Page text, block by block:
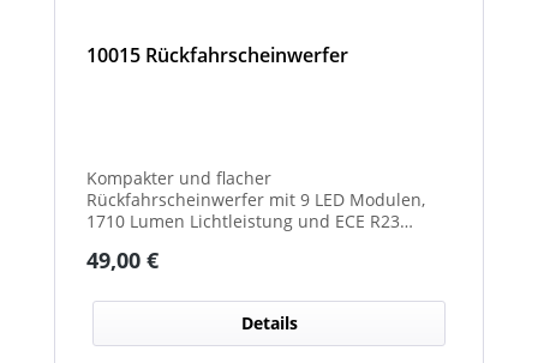
10015 Rückfahrscheinwerfer
Kompakter und flacher
Rückfahrscheinwerfer mit 9 LED Modulen,
1710 Lumen Lichtleistung und ECE R23
Regulärer Preis:
49,00 €
Details